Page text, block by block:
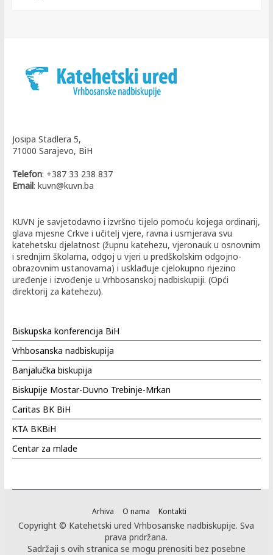
Josipa Stadlera 5,
71000 Sarajevo, BiH
Telefon: +387 33 238 837
Email: kuvn@kuvn.ba
KUVN je savjetodavno i izvršno tijelo pomoću kojega ordinarij,
glava mjesne Crkve i učitelj vjere, ravna i usmjerava svu
katehetsku djelatnost (župnu katehezu, vjeronauk u osnovnim
i srednjim školama, odgoj u vjeri u predškolskim odgojno-
obrazovnim ustanovama) i usklađuje cjelokupno njezino
uređenje i izvođenje u Vrhbosanskoj nadbiskupiji. (Opći
direktorij za katehezu).
Biskupska konferencija BiH
Vrhbosanska nadbiskupija
Banjalučka biskupija
Biskupije Mostar-Duvno Trebinje-Mrkan
Caritas BK BiH
KTA BKBiH
Centar za mlade
Arhiva O nama Kontakti
Copyright © Katehetski ured Vrhbosanske nadbiskupije. Sva
prava pridržana.
Sadržaji s ovih stranica se mogu prenositi bez posebne